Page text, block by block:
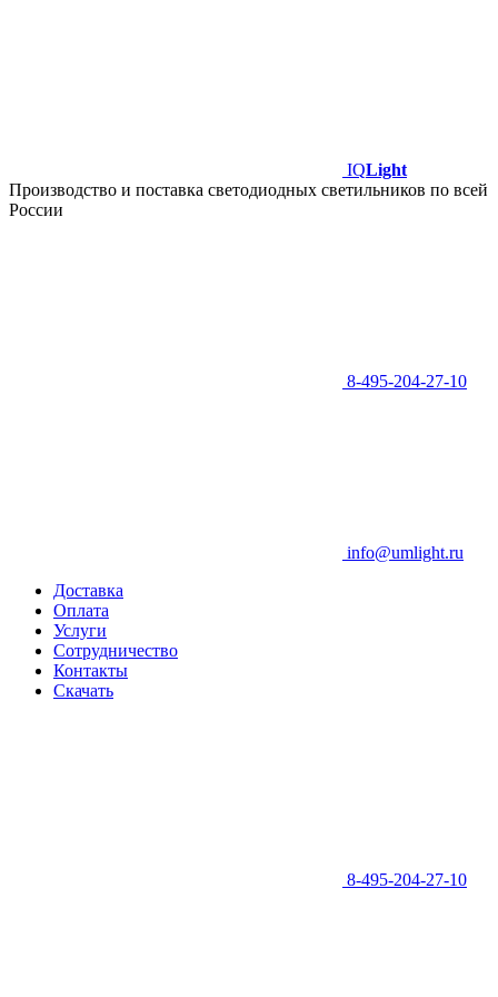
IQLight
Производство и поставка светодиодных светильников по всей
России
8-495-204-27-10
info@umlight.ru
Доставка
Оплата
Услуги
Сотрудничество
Контакты
Скачать
8-495-204-27-10